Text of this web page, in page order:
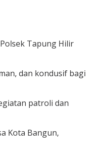
Tapung Hilir
dan kondusif bagi
patroli dan
Kota Bangun,